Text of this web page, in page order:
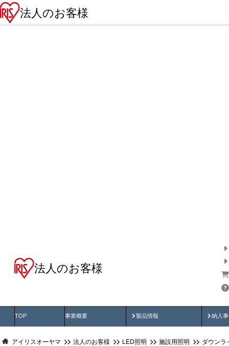
法人のお客様
法人のお客様
TOP 事業概要 製品情報
製品動画 納入
納
アイリスオーヤマ 法人のお客様 LED照明 施設用照明 ダウンラ